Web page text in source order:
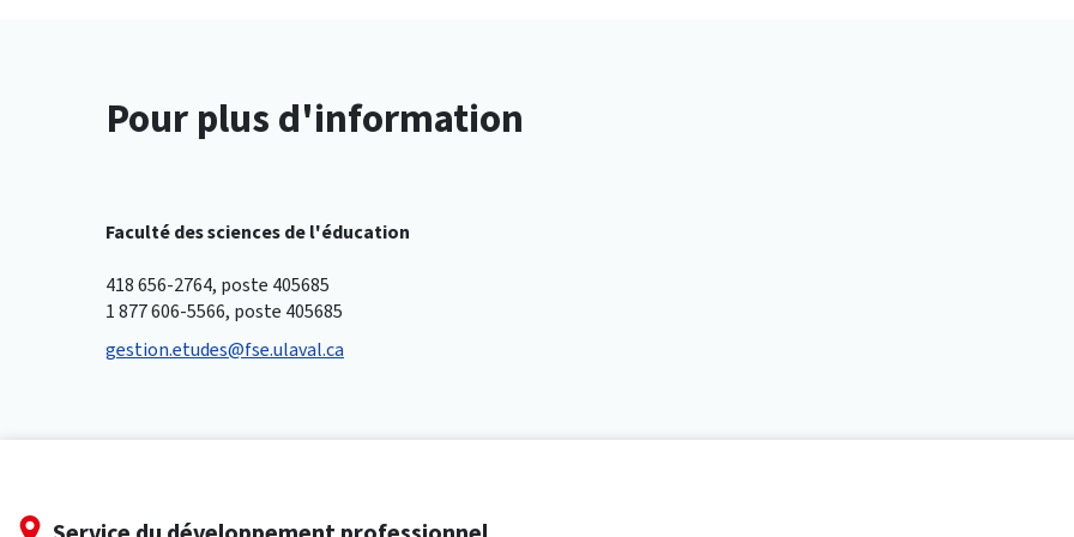
Pour plus d'information
Faculté des sciences de l'éducation
418 656-2764, poste 405685
1 877 606-5566, poste 405685
gestion.etudes@fse.ulaval.ca